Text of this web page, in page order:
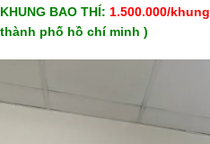
KHUNG BAO THÍ: 1.500.000/khung
thành phố hồ chí minh )